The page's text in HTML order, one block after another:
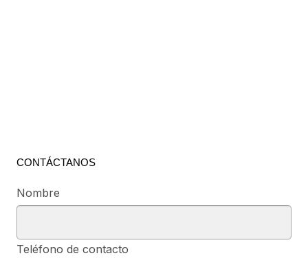
CONTÁCTANOS
Nombre
Teléfono de contacto